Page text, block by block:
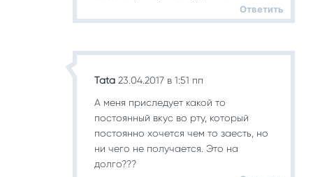
Ответить
Tata 23.04.2017 в 1:51 пп
А меня приследует какой то
постоянный вкус во рту, который
постоянно хочется чем то заесть, но
ни чего не получается. Это на
долго???